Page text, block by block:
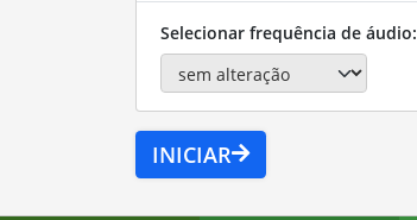
Selecionar frequência de áudio:
INICIAR